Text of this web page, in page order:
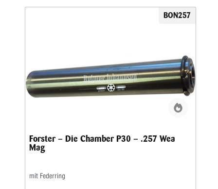
BON257
Forster – Die Chamber P30 – .257 Wea
Mag
mit Federring